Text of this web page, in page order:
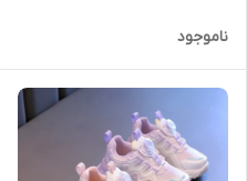
ناموجود